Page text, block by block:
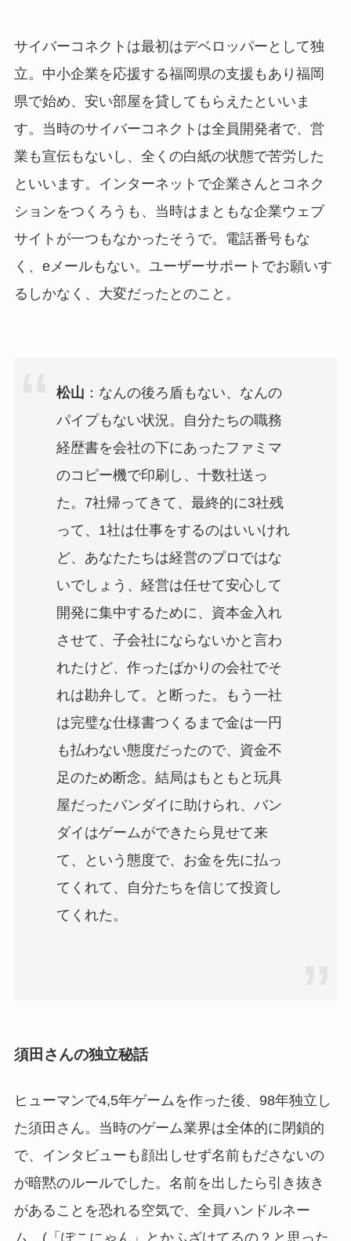
サイバーコネクトは最初はデベロッパーとして独
立。中小企業を応援する福岡県の支援もあり福岡
県で始め、安い部屋を貸してもらえたといいま
す。当時のサイバーコネクトは全員開発者で、営
業も宣伝もないし、全くの白紙の状態で苦労した
といいます。インターネットで企業さんとコネク
ションをつくろうも、当時はまともな企業ウェブ
サイトが一つもなかったそうで。電話番号もな
く、eメールもない。ユーザーサポートでお願いす
るしかなく、大変だったとのこと。
松山 ：なんの後ろ盾もない、なんの
パイプもない状況。自分たちの職務
経歴書を会社の下にあったファミマ
のコピー機で印刷し、十数社送っ
た。7社帰ってきて、最終的に3社残
って、1社は仕事をするのはいいけれ
ど、あなたたちは経営のプロではな
いでしょう、経営は任せて安心して
開発に集中するために、資本金入れ
させて、子会社にならないかと言わ
れたけど、作ったばかりの会社でそ
れは勘弁して。と断った。もう一社
は完璧な仕様書つくるまで金は一円
も払わない態度だったので、資金不
足のため断念。結局はもともと玩具
屋だったバンダイに助けられ、バン
ダイはゲームができたら見せて来
て、という態度で、お金を先に払っ
てくれて、自分たちを信じて投資し
てくれた。
須田さんの独立秘話
ヒューマンで4,5年ゲームを作った後、98年独立し
た須田さん。当時のゲーム業界は全体的に閉鎖的
で、インタビューも顔出しせず名前もださないの
が暗黙のルールでした。名前を出したら引き抜き
があることを恐れる空気で、全員ハンドルネー